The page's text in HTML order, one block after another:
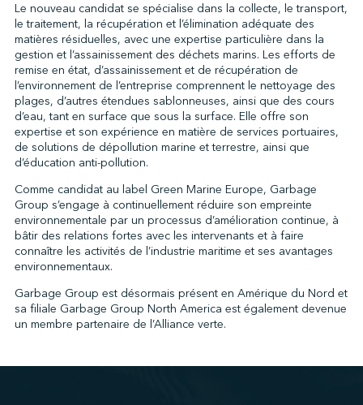
Le nouveau candidat se spécialise dans la collecte, le transport,
le traitement, la récupération et l’élimination adéquate des
matières résiduelles, avec une expertise particulière dans la
gestion et l’assainissement des déchets marins. Les efforts de
remise en état, d’assainissement et de récupération de
l’environnement de l’entreprise comprennent le nettoyage des
plages, d’autres étendues sablonneuses, ainsi que des cours
d’eau, tant en surface que sous la surface. Elle offre son
expertise et son expérience en matière de services portuaires,
de solutions de dépollution marine et terrestre, ainsi que
d’éducation anti-pollution.
Comme candidat au label Green Marine Europe, Garbage
Group s’engage à continuellement réduire son empreinte
environnementale par un processus d’amélioration continue, à
bâtir des relations fortes avec les intervenants et à faire
connaître les activités de l’industrie maritime et ses avantages
environnementaux.
Garbage Group est désormais présent en Amérique du Nord et
sa filiale Garbage Group North America est également devenue
un membre partenaire de l’Alliance verte.